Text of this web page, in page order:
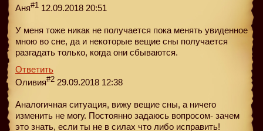
Аня#1 12.09.2018 20:51
У меня тоже никак не получается пока менять увиденное
мною во сне, да и некоторые вещие сны получается
разгадать только, когда они сбываются.
Ответить
Оливия#2 29.09.2018 12:38
Аналогичная ситуация, вижу вещие сны, а ничего
изменить не могу. Постоянно задаюсь вопросом- зачем
это знать, если ты не в силах что либо исправить!